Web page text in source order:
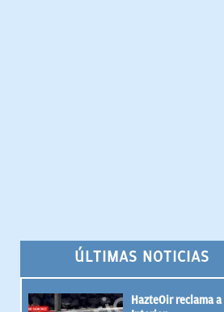
ÚLTIMAS NOTICIAS
HazteOir reclama a